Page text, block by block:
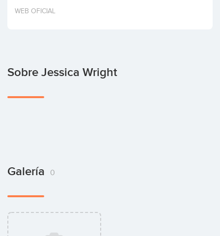
Invertir
WEB OFICIAL
Sobre Jessica Wright
Galería 0